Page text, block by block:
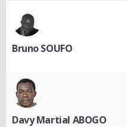
Bruno SOUFO
Davy Martial ABOGO